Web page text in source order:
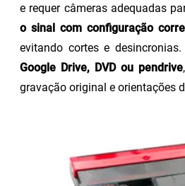
e requer câmeras adequadas
o sinal com configuração
evitando cortes e desincronias.
Google Drive, DVD ou pendrive
gravação original e orientações